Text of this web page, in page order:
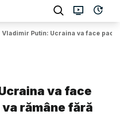
Vladimir Putin: Ucraina va face
va face
rămâne fără